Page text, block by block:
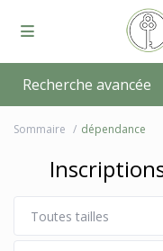
Recherche avancée
Sommaire dépendance
Toutes tailles